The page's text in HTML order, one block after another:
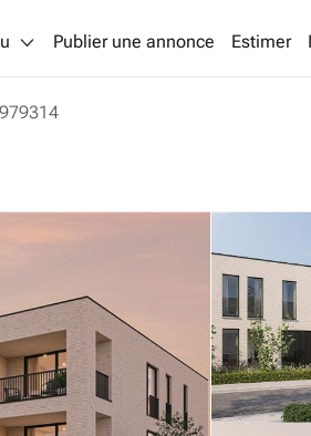
Publier une annonce Estimer